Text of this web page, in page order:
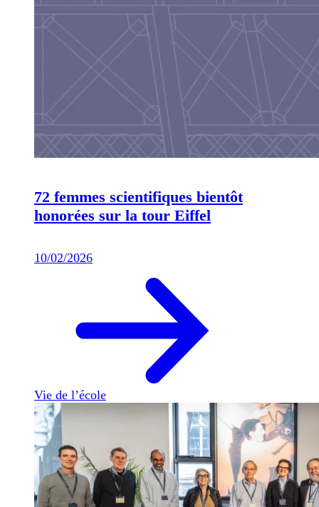
72 femmes scientifiques bientôt
honorées sur la tour Eiffel
10/02/2026
Vie de l’école